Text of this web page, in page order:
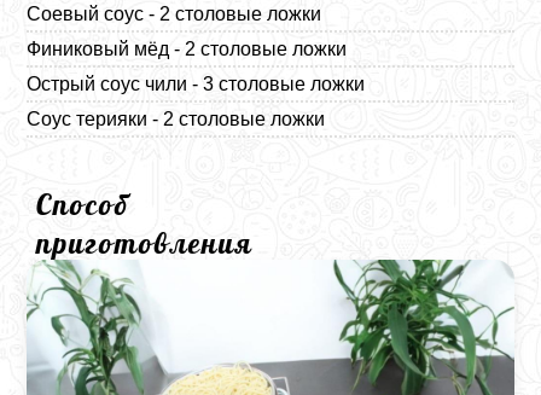
Соевый соус - 2 столовые ложки
Финиковый мёд - 2 столовые ложки
Острый соус чили - 3 столовые ложки
Соус терияки - 2 столовые ложки
Способ
приготовления